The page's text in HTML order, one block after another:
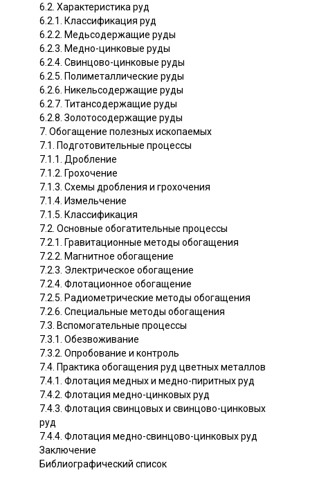
6.2. Характеристика руд
6.2.1. Классификация руд
6.2.2. Медьсодержащие руды
6.2.3. Медно-цинковые руды
6.2.4. Свинцово-цинковые руды
6.2.5. Полиметаллические руды
6.2.6. Никельсодержащие руды
6.2.7. Титансодержащие руды
6.2.8. Золотосодержащие руды
7. Обогащение полезных ископаемых
7.1. Подготовительные процессы
7.1.1. Дробление
7.1.2. Грохочение
7.1.3. Схемы дробления и грохочения
7.1.4. Измельчение
7.1.5. Классификация
7.2. Основные обогатительные процессы
7.2.1. Гравитационные методы обогащения
7.2.2. Магнитное обогащение
7.2.3. Электрическое обогащение
7.2.4. Флотационное обогащение
7.2.5. Радиометрические методы обогащения
7.2.6. Специальные методы обогащения
7.3. Вспомогательные процессы
7.3.1. Обезвоживание
7.3.2. Опробование и контроль
7.4. Практика обогащения руд цветных металлов
7.4.1. Флотация медных и медно-пиритных руд
7.4.2. Флотация медно-цинковых руд
7.4.3. Флотация свинцовых и свинцово-цинковых
руд
7.4.4. Флотация медно-свинцово-цинковых руд
Заключение
Библиографический список